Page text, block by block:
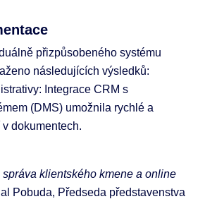
přizpůsobeného systému
následujících výsledků:
Integrace CRM s
(DMS) umožnila rychlé a
dokumentech.
klientského kmene a online
Pobuda, Předseda představenstva